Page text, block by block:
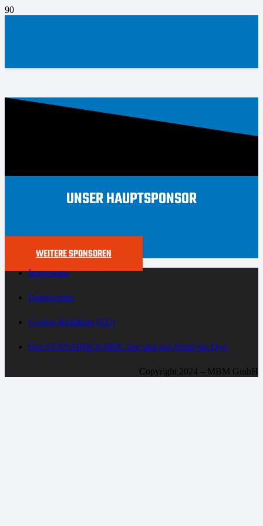
UNSER HAUPTSPONSOR
WEITERE SPONSOREN
Impressum
Datenschutz
Cookie-Richtlinie (EU)
Der SYNTAINICS MBC live und auf Abruf bei Dyn
Copyright 2024 – MBM GmbH